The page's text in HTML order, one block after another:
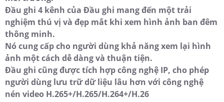
Đầu ghi 4 kênh của Đầu ghi mang đến một trải
nghiệm thú vị và đẹp mắt khi xem hình ảnh ban đêm
thông minh.
Nó cung cấp cho người dùng khả năng xem lại hình
ảnh một cách dễ dàng và thuận tiện.
Đầu ghi cũng được tích hợp công nghệ IP, cho phép
người dùng lưu trữ dữ liệu lâu hơn với công nghệ
nén video H.265+/H.265/H.264+/H.26